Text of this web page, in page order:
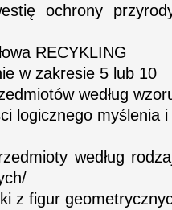
ochrony
RECYKLING
w zakresie 5 lub 10
według
logicznego myślenia
według
z figur